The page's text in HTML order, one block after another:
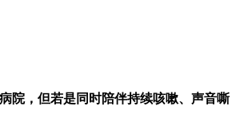
院，但若是同时陪伴持续咳嗽、声音嘶